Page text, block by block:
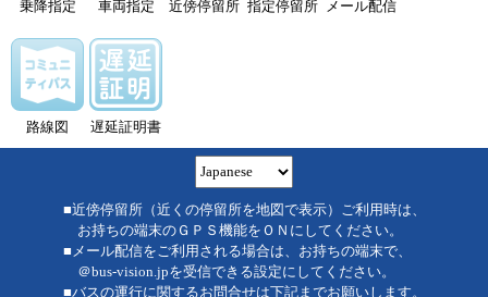
乗降指定 車両指定 近傍停留所 指定停留所 メール配信
路線図 遅延証明書
■近傍停留所（近くの停留所を地図で表示）ご利用時は、
お持ちの端末のＧＰＳ機能をＯＮにしてください。
■メール配信をご利用される場合は、お持ちの端末で、
＠bus-vision.jpを受信できる設定にしてください。
■バスの運行に関するお問合せは下記までお願いします。